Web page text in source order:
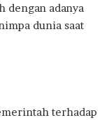
dengan adanya
dunia saat
terhadap